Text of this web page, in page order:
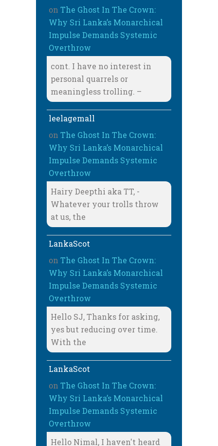
on The Ghost In The Crown:
Why Sri Lanka’s Monarchical
Impulse Demands Systemic
Overthrow
cont. I have no interest in
personal quarrels or
meaningless trolling. –
leelagemall
on The Ghost In The Crown:
Why Sri Lanka’s Monarchical
Impulse Demands Systemic
Overthrow
Hairy Deepthi aka TT, -
Whatever your trolls throw
at us, the
LankaScot
on The Ghost In The Crown:
Why Sri Lanka’s Monarchical
Impulse Demands Systemic
Overthrow
Hello SJ, Thanks for asking,
yes but reducing over time.
With the
LankaScot
on The Ghost In The Crown:
Why Sri Lanka’s Monarchical
Impulse Demands Systemic
Overthrow
Hello Nimal, I haven't heard